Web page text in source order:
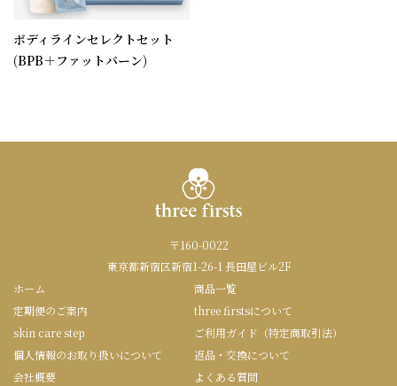
ボディラインセレクトセット
(BPB＋ファットバーン)
〒160-0022
東京都新宿区新宿1-26-1 長田屋ビル2F
ホーム
商品一覧
定期便のご案内
three firstsについて
skin care step
ご利用ガイド（特定商取引法）
個人情報のお取り扱いについて
返品・交換について
会社概要
よくある質問